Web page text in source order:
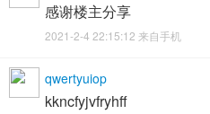
感谢楼主分享
2021-2-4 22:15:12 来自手机
qwertyuiop
kkncfyjvfryhff